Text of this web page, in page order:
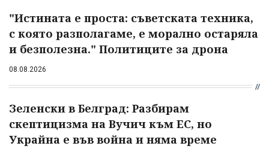
"Истината е проста: съветската техника,
с която разполагаме, е морално остаряла
и безполезна." Политиците за дрона
08.08.2026
Зеленски в Белград: Разбирам
скептицизма на Вучич към ЕС, но
Украйна е във война и няма време